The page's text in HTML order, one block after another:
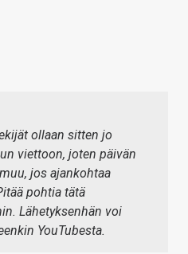
ollaan sitten jo
viettoon, joten päivän
jos ajankohtaa
pohtia tätä
Lähetyksenhän voi
YouTubesta.